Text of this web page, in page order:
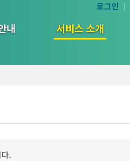
내 서비스 소개
검색
로그인
.